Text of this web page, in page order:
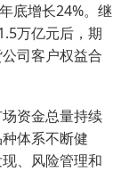
底增长24%。继
万亿元后，期
司客户权益合
资金总量持续
体系不断健
、风险管理和